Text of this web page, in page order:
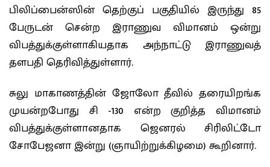
பிலிப்பைன்ஸின் தெற்குப் பகுதியில் இருந்து 85
பேருடன் சென்ற இராணுவ விமானம் ஒன்று
விபத்துக்குள்ளாகியதாக அந்நாட்டு இராணுவத்
தளபதி தெரிவித்துள்ளார்.
சுலு மாகாணத்தின் ஜோலோ தீவில் தரையிறங்க
முயன்றபோது சி -130 என்ற குறித்த விமானம்
விபத்துக்குள்ளானதாக ஜெனரல் சிரிலிட்டோ
சோபேஜனா இன்று (ஞாயிற்றுக்கிழமை) கூறினார்.